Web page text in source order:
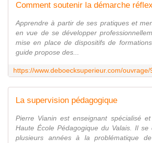
Comment soutenir la démarche
Apprendre à partir de ses pratiques et
en vue de se développer
mise en place de dispositifs de
guide propose des...
La supervision pédagogique
Pierre Vianin est enseignant spécialisé
Haute École Pédagogique du Valais. Il se
plusieurs années à la problématique